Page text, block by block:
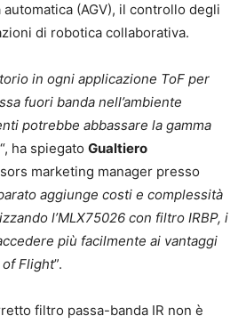
(AGV), il controllo degli
di robotica collaborativa.
in ogni applicazione ToF per
fuori banda nell’ambiente
potrebbe abbassare la gamma
“, ha spiegato Gualtiero
marketing manager presso
aggiunge costi e complessità
l’MLX75026 con filtro IRBP, i
più facilmente ai vantaggi
Flight”.
filtro passa-banda IR non è